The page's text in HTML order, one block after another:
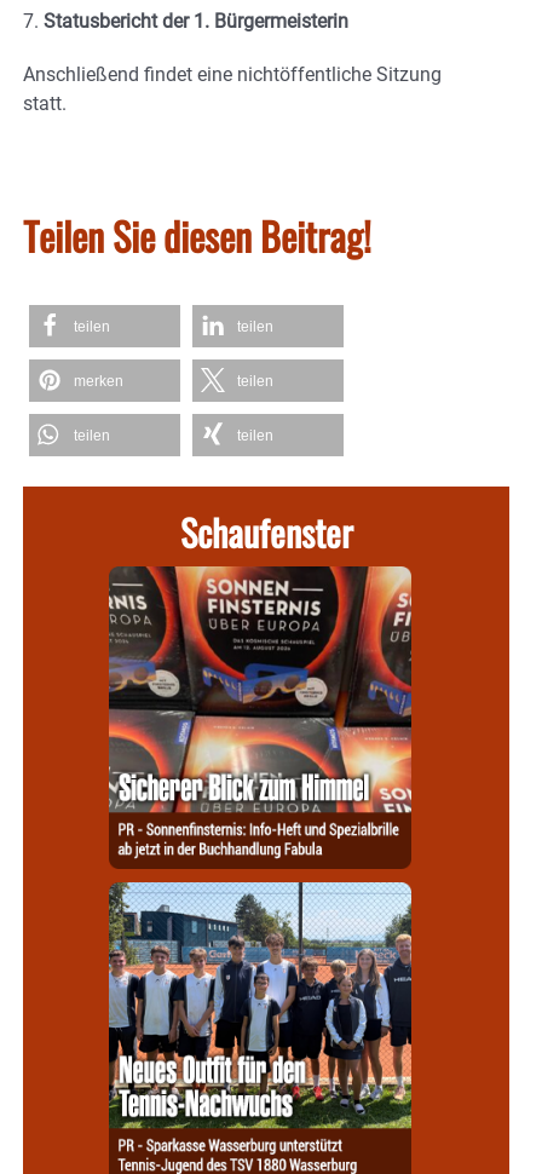
7. Statusbericht der 1. Bürgermeisterin
Anschließend findet eine nichtöffentliche Sitzung
statt.
Teilen Sie diesen Beitrag!
teilen teilen
merken teilen
teilen teilen
Schaufenster